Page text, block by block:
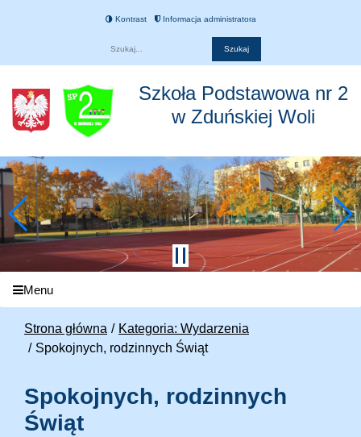
Kontrast Informacja administratora
Szkoła Podstawowa nr 2
w Zduńskiej Woli
Menu
Strona główna
Kategoria: Wydarzenia
Spokojnych, rodzinnych Świąt
Spokojnych, rodzinnych
Świąt